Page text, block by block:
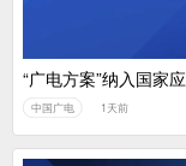
“广电方案”纳入国家
中国广电 1天前